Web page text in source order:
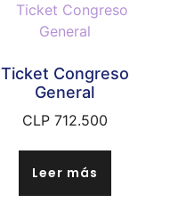
Ticket Congreso
General
CLP 712.500
Leer más